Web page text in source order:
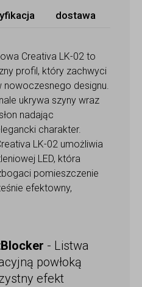
dostawa
Creativa LK-02 to
profil, który zachwyci
designu.
ukrywa szyny wraz
nadając
charakter.
LK-02 umożliwia
LED, która
pomieszczenie
efektowny,
- Listwa
powłoką
efekt